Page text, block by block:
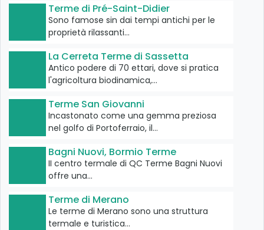
Terme di Pré-Saint-Didier
Sono famose sin dai tempi antichi per le
proprietà rilassanti…
La Cerreta Terme di Sassetta
Antico podere di 70 ettari, dove si pratica
l'agricoltura biodinamica,…
Terme San Giovanni
Incastonato come una gemma preziosa
nel golfo di Portoferraio, il…
Bagni Nuovi, Bormio Terme
II centro termale di QC Terme Bagni Nuovi
offre una…
Terme di Merano
Le terme di Merano sono una struttura
termale e turistica…